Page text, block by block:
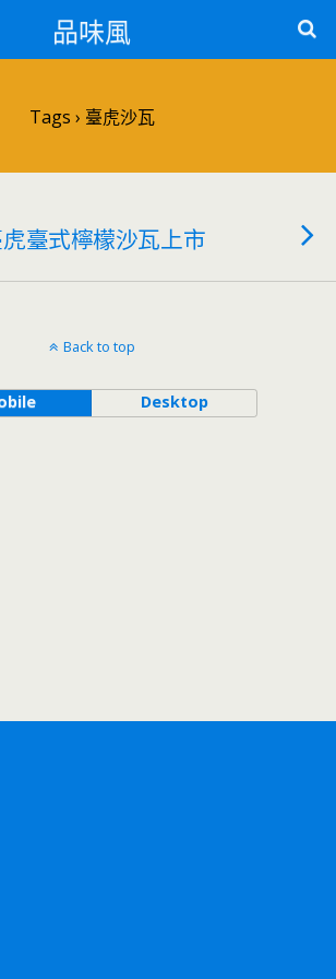
品味風
Tags › 臺虎沙瓦
臺式檸檬沙瓦上市
Back to top
Desktop